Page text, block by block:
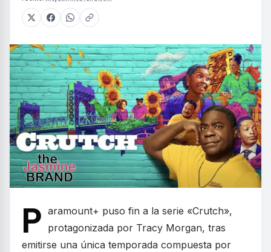
P aramount+ puso fin a la serie «Crutch»,
protagonizada por Tracy Morgan, tras
emitirse una única temporada compuesta por